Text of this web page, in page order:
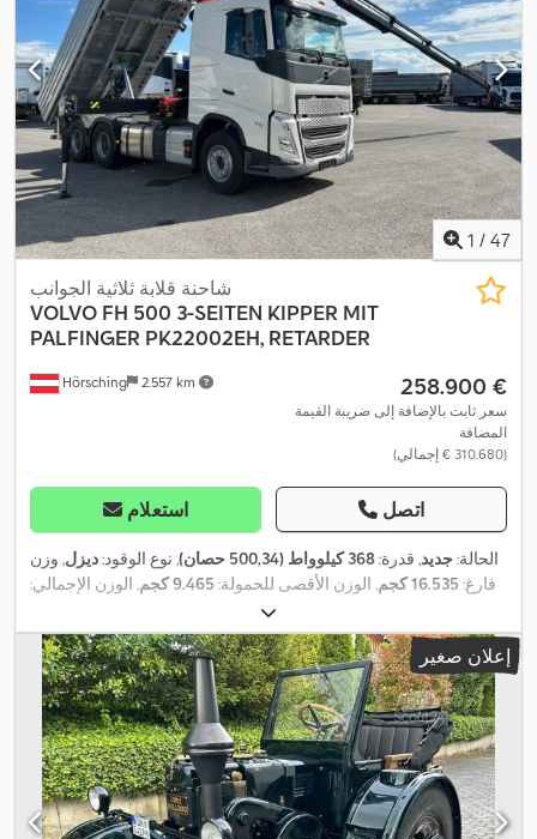
1 / 47
Hörsching 2.557 km
شاحنة قلابة ثلاثية الجوانب
VOLVO FH 500 3-SEITEN KIPPER MIT
PALFINGER PK22002EH, RETARDER
‏258.900 €
سعر ثابت بالإضافة إلى ضريبة القيمة
المضافة
(‏310.680 € إجمالي)
استعلام اتصل
الحالة:جديد, قدرة:368 كيلوواط (500,34 حصان) , نوع الوقود:ديزل, وزن
فارغ: 16.535 كجم , الوزن الأقصى للحمولة: 9.465 كجم
, الوزن الإجمالي:
80 نسبة مئوية
فرامل:المُبطئ, كابينة السائق:كابينة نهارية, نوع التروس:تلقائي, فئة
الانبعاثات:يورو 6 , تعليق:فولاذ-هواء, عدد المقاعد:2, مقاس الإطار
الأمامي:385/65R22,5 , مقاس الإطار الخلفي:315/80R22,5 , معدات:
تسجيل الشاحنة, تكييف الهواء, رافعة, سخان التدفئة أثناء التوقف, فرملة
الهواء المضغوط, قفل التروس التفاضلية, قفل مركزي, كمبيوتر على
متن المركبة, مثبت السرعة, مصابيح أمامية إضافية, نظام الفرامل
المانعة للانغلاق (ABS),
إعلان صغير